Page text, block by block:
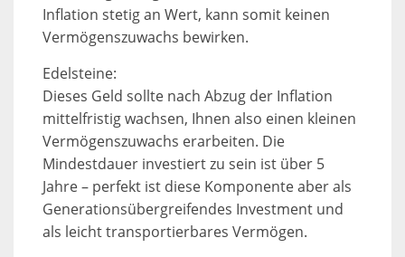
Inflation stetig an Wert, kann somit keinen
Vermögenszuwachs bewirken.
Edelsteine:
Dieses Geld sollte nach Abzug der Inflation
mittelfristig wachsen, Ihnen also einen kleinen
Vermögenszuwachs erarbeiten. Die
Mindestdauer investiert zu sein ist über 5
Jahre – perfekt ist diese Komponente aber als
Generationsübergreifendes Investment und
als leicht transportierbares Vermögen.